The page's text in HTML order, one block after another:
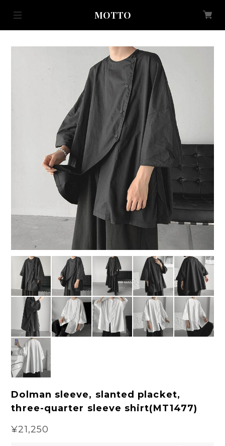
MOTTO
Dolman sleeve, slanted placket,
three-quarter sleeve shirt(MT1477)
¥21,250